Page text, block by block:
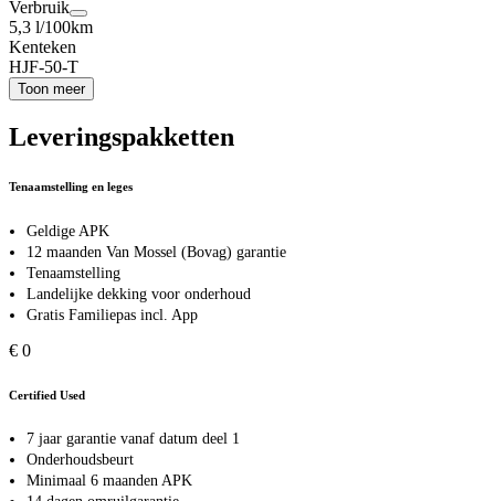
Verbruik
5,3 l/100km
Kenteken
HJF-50-T
Toon meer
Leveringspakketten
Tenaamstelling en leges
Geldige APK
12 maanden Van Mossel (Bovag) garantie
Tenaamstelling
Landelijke dekking voor onderhoud
Gratis Familiepas incl. App
€ 0
Certified Used
7 jaar garantie vanaf datum deel 1
Onderhoudsbeurt
Minimaal 6 maanden APK